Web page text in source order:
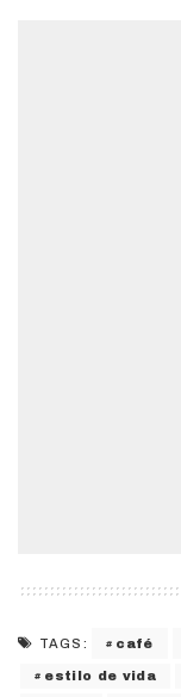
TAGS: café
estilo de vida